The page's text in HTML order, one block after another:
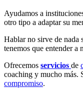
Ayudamos a
otro tipo a adaptar su
Hablar no sirve de nada
tenemos que entender a
Ofrecemos servicios de
coaching y mucho más.
compromiso.